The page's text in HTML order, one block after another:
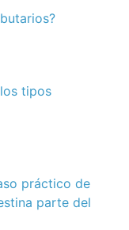
tipos
práctico de
parte del